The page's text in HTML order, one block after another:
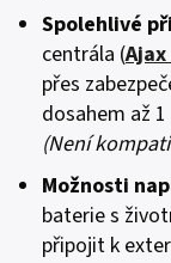
Spolehlivé
centrála (
přes
dosahem až
(Není
Možnosti
baterie s
připojit k